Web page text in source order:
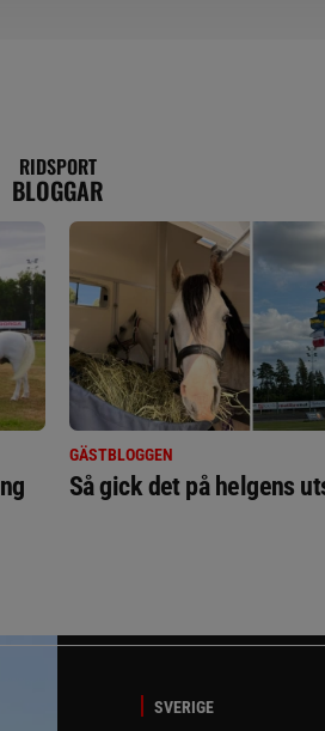
RIDSPORT
BLOGGAR
GÄSTBLOGGEN
Så gick det på helgens
SVERIGE